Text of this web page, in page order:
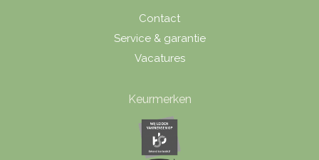
Contact
Service & garantie
Vacatures
Keurmerken